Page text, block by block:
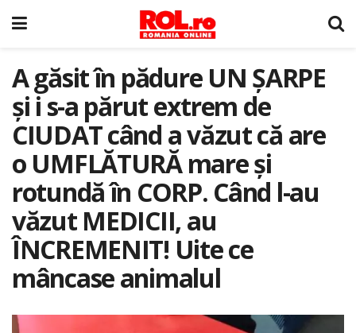
A găsit în pădure UN ȘARPE
și i s-a părut extrem de
CIUDAT când a văzut că are
o UMFLĂTURĂ mare și
rotundă în CORP. Când l-au
văzut MEDICII, au
ÎNCREMENIT! Uite ce
mâncase animalul